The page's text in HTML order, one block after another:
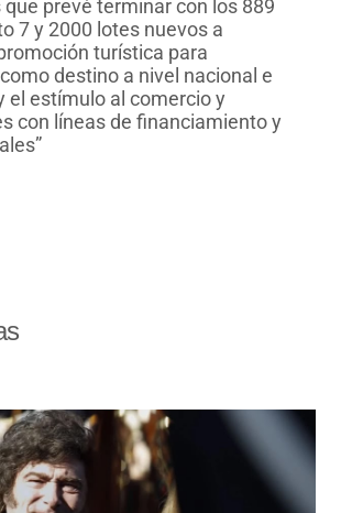
prevé terminar con los 889
7 y 2000 lotes nuevos a
turística para
destino a nivel nacional e
el estímulo al comercio y
con líneas de financiamiento y